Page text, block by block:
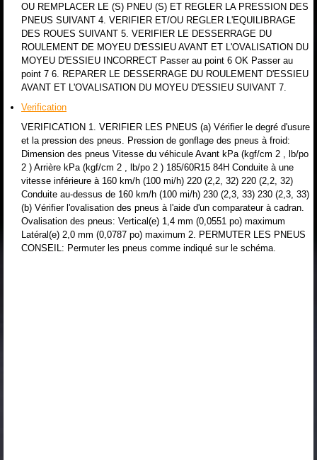
OU REMPLACER LE (S) PNEU (S) ET REGLER LA PRESSION DES
PNEUS SUIVANT 4. VERIFIER ET/OU REGLER L'EQUILIBRAGE
DES ROUES SUIVANT 5. VERIFIER LE DESSERRAGE DU
ROULEMENT DE MOYEU D'ESSIEU AVANT ET L'OVALISATION DU
MOYEU D'ESSIEU INCORRECT Passer au point 6 OK Passer au
point 7 6. REPARER LE DESSERRAGE DU ROULEMENT D'ESSIEU
AVANT ET L'OVALISATION DU MOYEU D'ESSIEU SUIVANT 7.
Verification
VERIFICATION 1. VERIFIER LES PNEUS (a) Vérifier le degré d'usure
et la pression des pneus. Pression de gonflage des pneus à froid:
Dimension des pneus Vitesse du véhicule Avant kPa (kgf/cm 2 , lb/po
2 ) Arrière kPa (kgf/cm 2 , lb/po 2 ) 185/60R15 84H Conduite à une
vitesse inférieure à 160 km/h (100 mi/h) 220 (2,2, 32) 220 (2,2, 32)
Conduite au-dessus de 160 km/h (100 mi/h) 230 (2,3, 33) 230 (2,3, 33)
(b) Vérifier l'ovalisation des pneus à l'aide d'un comparateur à cadran.
Ovalisation des pneus: Vertical(e) 1,4 mm (0,0551 po) maximum
Latéral(e) 2,0 mm (0,0787 po) maximum 2. PERMUTER LES PNEUS
CONSEIL: Permuter les pneus comme indiqué sur le schéma.